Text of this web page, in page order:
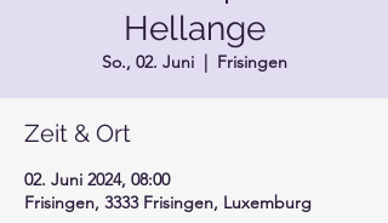
Hellange
So., 02. Juni
  |
Frisingen
Zeit & Ort
02. Juni 2024, 08:00
Frisingen, 3333 Frisingen, Luxemburg